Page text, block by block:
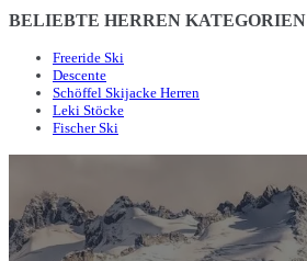
BELIEBTE HERREN KATEGORIEN
Freeride Ski
Descente
Schöffel Skijacke Herren
Leki Stöcke
Fischer Ski